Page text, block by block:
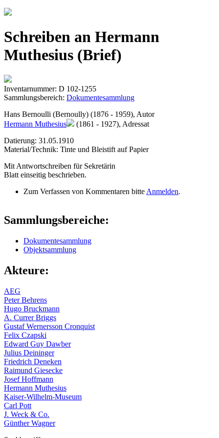
Jump to navigation
Schreiben an Hermann
Muthesius (Brief)
Inventarnummer: D 102-1255
Sammlungsbereich: Dokumentesammlung
Hans Bernoulli (Bernoully) (1876 - 1959), Autor
Hermann Muthesius
(1861 - 1927), Adressat
Datierung: 31.05.1910
Material/Technik: Tinte und Bleistift auf Papier
Mit Antwortschreiben für Sekretärin
Blatt einseitig beschrieben.
Zum Verfassen von Kommentaren bitte Anmelden.
Sammlungsbereiche:
Dokumentesammlung
Objektsammlung
Akteure:
AEG
Peter Behrens
Hugo Bruckmann
A. Currer Briggs
Gustaf Wernersson Cronquist
Felix Czapski
Edward Guy Dawber
Julius Deininger
Friedrich Deneken
Raimund Giesecke
Josef Hoffmann
Hermann Muthesius
Kaiser-Wilhelm-Museum
Carl Pott
J. Weck & Co.
Günther Wagner